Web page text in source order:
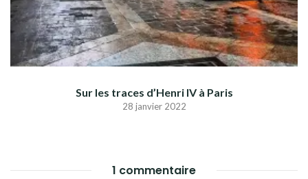
Sur les traces d’Henri IV à Paris
28 janvier 2022
1 commentaire